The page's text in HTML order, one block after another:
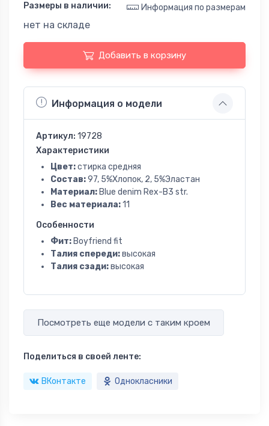
Размеры в наличии: Информация по размерам
нет на складе
Добавить в корзину
Информация о модели
Артикул: 19728
Характеристики
Цвет:стирка средняя
Состав:97, 5%Хлопок, 2, 5%Эластан
Материал: Blue denim Rex-B3 str.
Вес материала:11
Особенности
Фит: Boyfriend fit
Талия спереди:высокая
Талия сзади:высокая
Посмотреть еще модели с таким кроем
Поделиться в своей ленте:
ВКонтакте Однокласники